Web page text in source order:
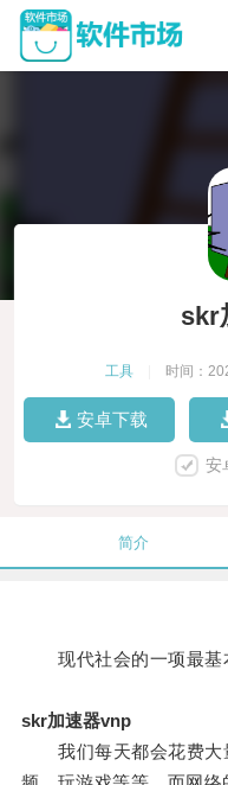
skr
工具 时间：
安卓下载
安
简介
现代社会的一项最基
skr加速器vnp
我们每天都会花费大